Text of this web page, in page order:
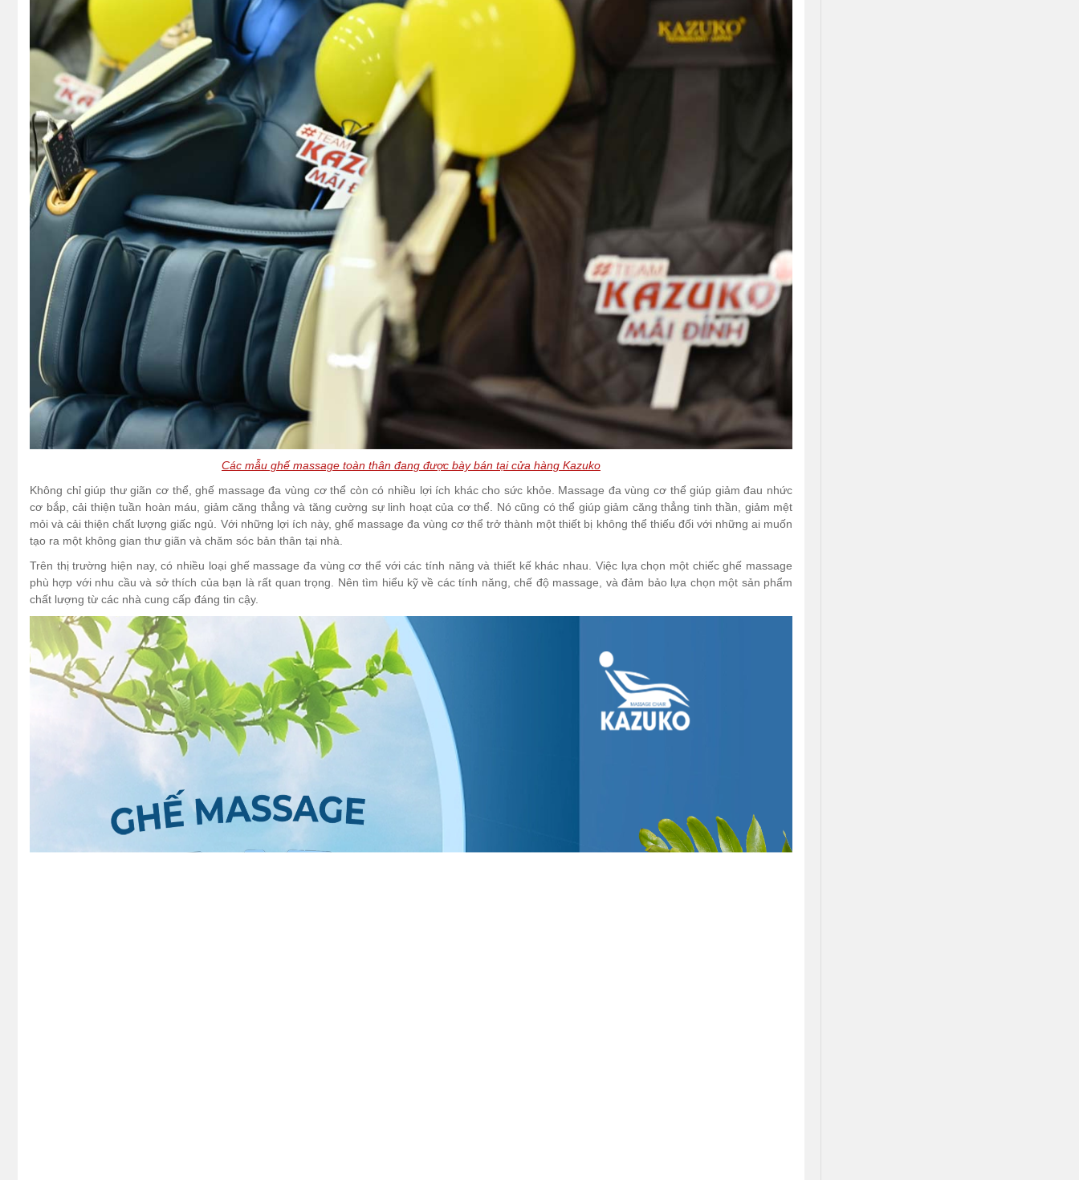
Các mẫu ghế massage toàn thân đang được bày bán tại cửa hàng Kazuko
Không chỉ giúp thư giãn cơ thể, ghế massage đa vùng cơ thể còn có nhiều lợi ích khác cho sức khỏe. Massage đa vùng cơ thể giúp giảm đau nhức
cơ bắp, cải thiện tuần hoàn máu, giảm căng thẳng và tăng cường sự linh hoạt của cơ thể. Nó cũng có thể giúp giảm căng thẳng tinh thần, giảm mệt
mỏi và cải thiện chất lượng giấc ngủ. Với những lợi ích này, ghế massage đa vùng cơ thể trở thành một thiết bị không thể thiếu đối với những ai muốn
tạo ra một không gian thư giãn và chăm sóc bản thân tại nhà.
Trên thị trường hiện nay, có nhiều loại ghế massage đa vùng cơ thể với các tính năng và thiết kế khác nhau. Việc lựa chọn một chiếc ghế massage
phù hợp với nhu cầu và sở thích của bạn là rất quan trọng. Nên tìm hiểu kỹ về các tính năng, chế độ massage, và đảm bảo lựa chọn một sản phẩm
chất lượng từ các nhà cung cấp đáng tin cậy.